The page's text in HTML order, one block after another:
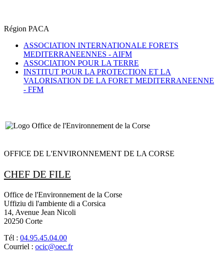
Région PACA
ASSOCIATION INTERNATIONALE FORETS
MEDITERRANEENNES - AIFM
ASSOCIATION POUR LA TERRE
INSTITUT POUR LA PROTECTION ET LA
VALORISATION DE LA FORET MEDITERRANEENNE
- FFM
OFFICE DE L'ENVIRONNEMENT DE LA CORSE
CHEF DE FILE
Office de l'Environnement de la Corse
Uffiziu di l'ambiente di a Corsica
14, Avenue Jean Nicoli
20250 Corte
Tél : 04.95.45.04.00
Courriel : ocic@oec.fr